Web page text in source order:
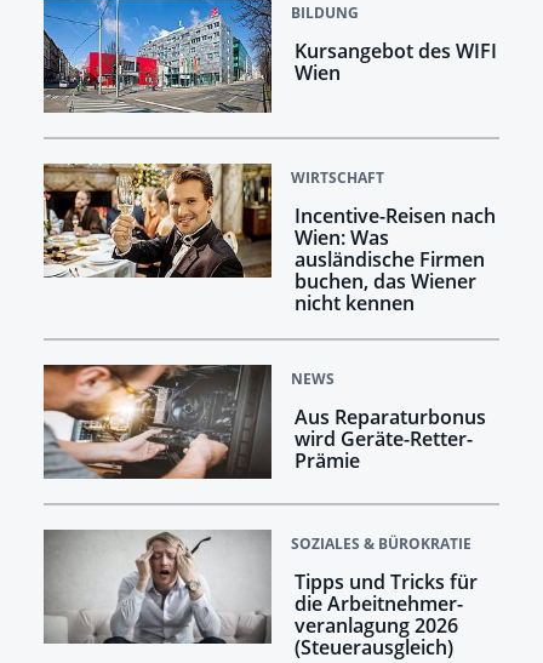
BILDUNG
Kursangebot des WIFI
Wien
WIRTSCHAFT
Incentive-Reisen nach
Wien: Was
ausländische Firmen
buchen, das Wiener
nicht kennen
NEWS
Aus Reparaturbonus
wird Geräte-Retter-
Prämie
SOZIALES & BÜROKRATIE
Tipps und Tricks für
die Arbeitnehmer­
veranlagung 2026
(Steuerausgleich)